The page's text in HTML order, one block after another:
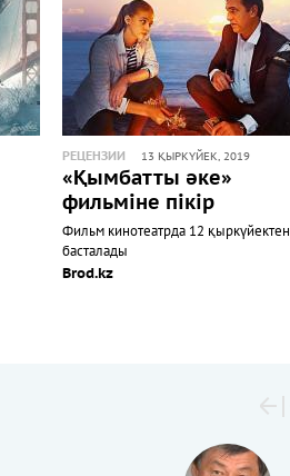
РЕЦЕНЗИИ 13 ҚЫРКҮЙЕК, 2019
«Қымбатты әке»
фильміне пікір
Фильм кинотеатрда 12 қыркүйектен
басталады
Brod.kz